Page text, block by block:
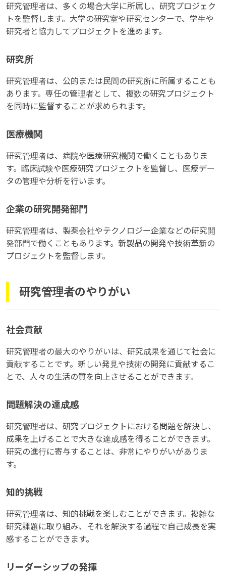
研究管理者は、多くの場合大学に所属し、研究プロジェク
トを監督します。大学の研究室や研究センターで、学生や
研究者と協力してプロジェクトを進めます。
研究所
研究管理者は、公的または民間の研究所に所属することも
あります。専任の管理者として、複数の研究プロジェクト
を同時に監督することが求められます。
医療機関
研究管理者は、病院や医療研究機関で働くこともありま
す。臨床試験や医療研究プロジェクトを監督し、医療デー
タの管理や分析を行います。
企業の研究開発部門
研究管理者は、製薬会社やテクノロジー企業などの研究開
発部門で働くこともあります。新製品の開発や技術革新の
プロジェクトを監督します。
研究管理者のやりがい
社会貢献
研究管理者の最大のやりがいは、研究成果を通じて社会に
貢献することです。新しい発見や技術の開発に貢献するこ
とで、人々の生活の質を向上させることができます。
問題解決の達成感
研究管理者は、研究プロジェクトにおける問題を解決し、
成果を上げることで大きな達成感を得ることができます。
研究の進行に寄与することは、非常にやりがいがありま
す。
知的挑戦
研究管理者は、知的挑戦を楽しむことができます。複雑な
研究課題に取り組み、それを解決する過程で自己成長を実
感することができます。
リーダーシップの発揮